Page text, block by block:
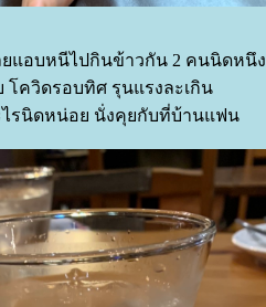
แอบหนีไปกินข้าวกัน 2 คนนิดหนึง
ควิดรอบทิศ รุนแรงละเกิน
รนิดหน่อย นั่งคุยกับที่บ้านแฟน